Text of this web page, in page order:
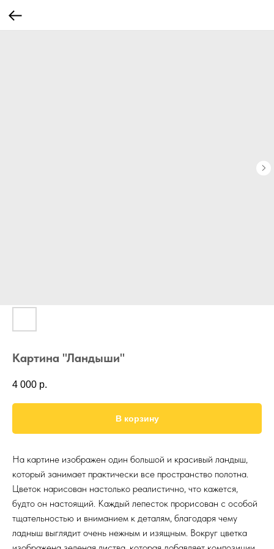
Картина "Ландыши"
4 000 р.
В корзину
На картине изображен один большой и красивый ландыш,
который занимает практически все пространство полотна.
Цветок нарисован настолько реалистично, что кажется,
будто он настоящий. Каждый лепесток прорисован с особой
тщательностью и вниманием к деталям, благодаря чему
ладныш выглядит очень нежным и изящным. Вокруг цветка